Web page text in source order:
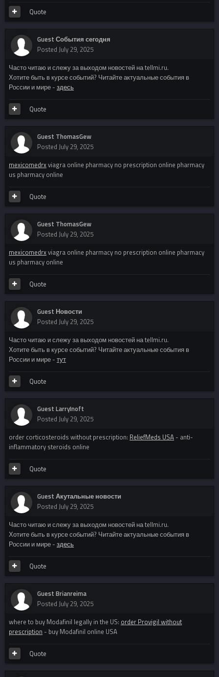
Quote
Guest События сегодня
Posted July 29, 2025
Часто читаю и слежу за выходом новостей на tellmi.ru.
Хотите быть в курсе событий? Читайте актуальные события в
России и мире - здесь
Quote
Guest ThomasGew
Posted July 29, 2025
mexicomedrxviagra online pharmacy no prescription online pharmacy
us pharmacy online
Quote
Guest ThomasGew
Posted July 29, 2025
mexicomedrxviagra online pharmacy no prescription online pharmacy
us pharmacy online
Quote
Guest Новости
Posted July 29, 2025
Часто читаю и слежу за выходом новостей на tellmi.ru.
Хотите быть в курсе событий? Читайте актуальные события в
России и мире - тут
Quote
Guest LarryInoft
Posted July 29, 2025
order corticosteroids without prescription: ReliefMeds USA - anti-
inflammatory steroids online
Quote
Guest Акутальные новости
Posted July 29, 2025
Часто читаю и слежу за выходом новостей на tellmi.ru.
Хотите быть в курсе событий? Читайте актуальные события в
России и мире - здесь
Quote
Guest Brianreima
Posted July 29, 2025
where to buy Modafinil legally in the US: order Provigil without
prescription - buy Modafinil online USA
Quote